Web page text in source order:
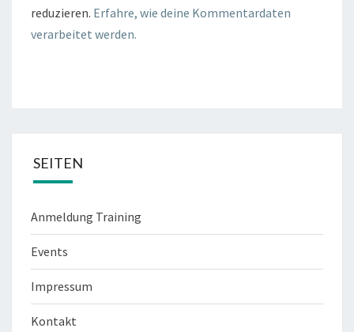
reduzieren. Erfahre, wie deine Kommentardaten
verarbeitet werden.
SEITEN
Anmeldung Training
Events
Impressum
Kontakt